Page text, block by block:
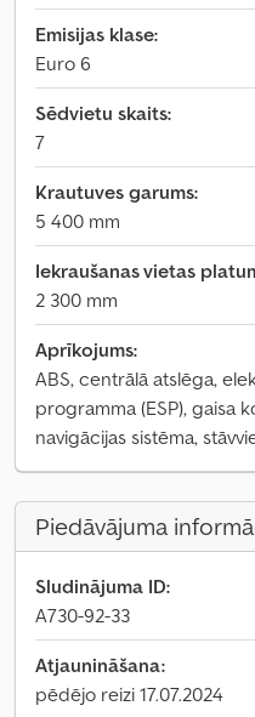
Emisijas klase:
Euro 6
Sēdvietu skaits:
7
Krautuves garums:
5 400 mm
Iekraušanas vietas
2 300 mm
Aprīkojums:
ABS, centrālā atslēga,
programma (ESP), gaisa
navigācijas sistēma,
Piedāvājuma
Sludinājuma ID:
A730-92-33
Atjaunināšana:
pēdējo reizi 17.07.2024